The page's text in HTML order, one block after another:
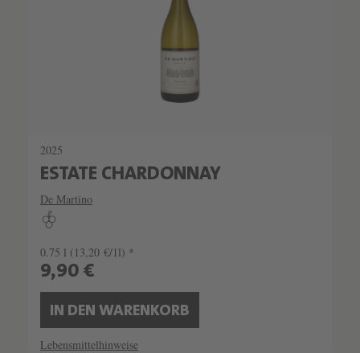
2025
ESTATE CHARDONNAY
De Martino
0.75 l (13,20 €/1l) *
9,90 €
IN DEN WARENKORB
Lebensmittelhinweise